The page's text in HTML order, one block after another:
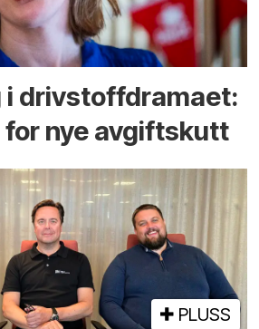
i drivstoffdramaet:
for nye avgiftskutt
PLUSS